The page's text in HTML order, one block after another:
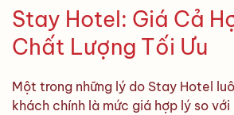
Stay Hotel: Giá Cả
Chất Lượng Tối Ưu
Một trong những lý do Stay Hotel
khách chính là mức giá hợp lý so